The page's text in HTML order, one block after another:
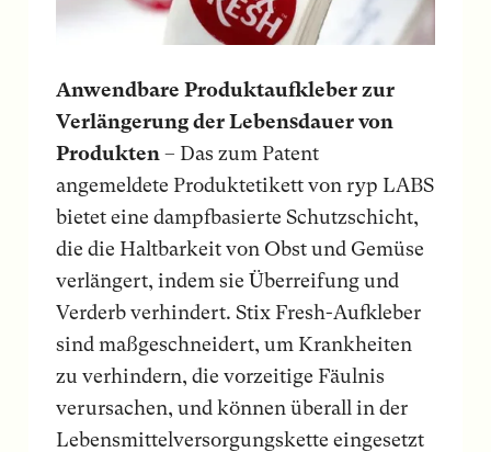
Anwendbare Produktaufkleber zur
Verlängerung der Lebensdauer von
Produkten – Das zum Patent
angemeldete Produktetikett von ryp LABS
bietet eine dampfbasierte Schutzschicht,
die die Haltbarkeit von Obst und Gemüse
verlängert, indem sie Überreifung und
Verderb verhindert. Stix Fresh-Aufkleber
sind maßgeschneidert, um Krankheiten
zu verhindern, die vorzeitige Fäulnis
verursachen, und können überall in der
Lebensmittelversorgungskette eingesetzt